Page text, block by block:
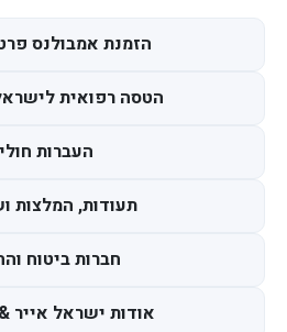
הזמנת אמבולנס
הטסה רפואית
העברות
תעודות, המלצות
חברות ביטוח
אודות ישראל אייר